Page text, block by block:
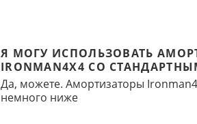
Я МОГУ ИСПОЛЬЗОВАТЬ
IRONMAN4X4 СО
Да, можете. Амортизаторы
немного ниже